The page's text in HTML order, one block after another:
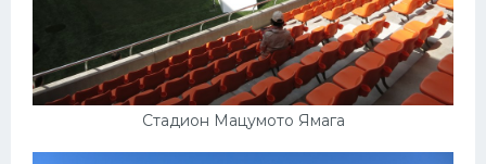
Стадион Мацумото Ямага